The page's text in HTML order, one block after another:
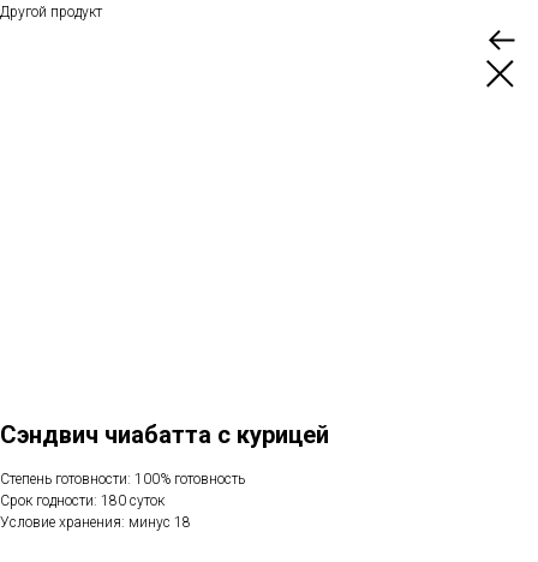
Другой продукт
Сэндвич чиабатта с курицей
Степень готовности: 100% готовность
Срок годности: 180 суток
Условие хранения: минус 18